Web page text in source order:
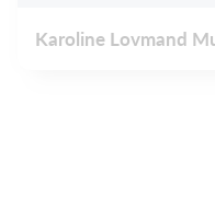
Karoline Lovmand